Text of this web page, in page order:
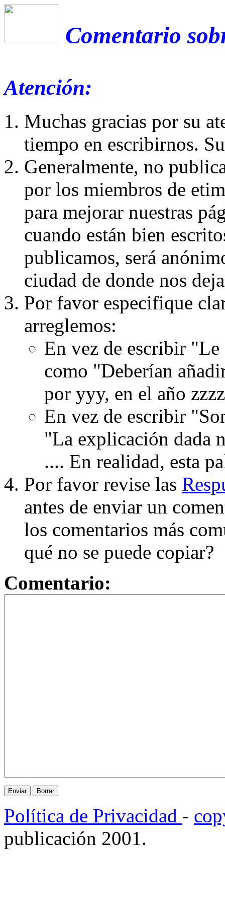
Comentario
Atención:
Muchas gracias por su
tiempo en escribirnos.
Generalmente, no
por los miembros de
para mejorar nuestras
cuando están bien
publicamos, será
ciudad de donde nos
Por favor especifique
arreglemos:
En vez de escribir
como "Deberían
por yyy, en el año
En vez de escribir
"La explicación dada
.... En realidad, esta
Por favor revise las
antes de enviar un
los comentarios más
qué no se puede copiar?
Comentario:
Política de Privacidad -
publicación 2001.